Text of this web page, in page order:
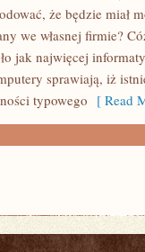
że będzie miał
we własnej firmie?
jak najwięcej
sprawiają, iż
typowego [ Read